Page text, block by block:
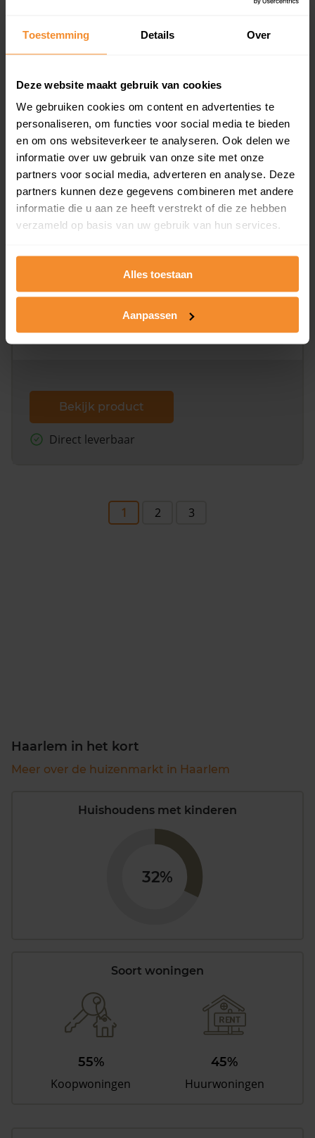
Toestemming Details Over
Deze website maakt gebruik van cookies
We gebruiken cookies om content en advertenties te
personaliseren, om functies voor social media te bieden
en om ons websiteverkeer te analyseren. Ook delen we
informatie over uw gebruik van onze site met onze
partners voor social media, adverteren en analyse. Deze
partners kunnen deze gegevens combineren met andere
informatie die u aan ze heeft verstrekt of die ze hebben
verzameld op basis van uw gebruik van hun services.
Alles toestaan
Aanpassen
Een overzicht van alle verkochte woningen (koopsom
inclusief een jaar lang gratis updates van nieuwe
Bekijk product
Direct leverbaar
Kadastrale kaart pakket
Alleen globale ligging perceel
Een uitgebreid overzicht van het perceel en
omliggende percelen met de kadastrale erfgrenzen,
dit inclusief de luchtfoto!
Bekijk product
Direct leverbaar
1 2 3
Haarlem in het kort
Meer over de huizenmarkt in Haarlem
Huishoudens met kinderen
32%
Soort woningen
55%
Koopwoningen
45%
Huurwoningen